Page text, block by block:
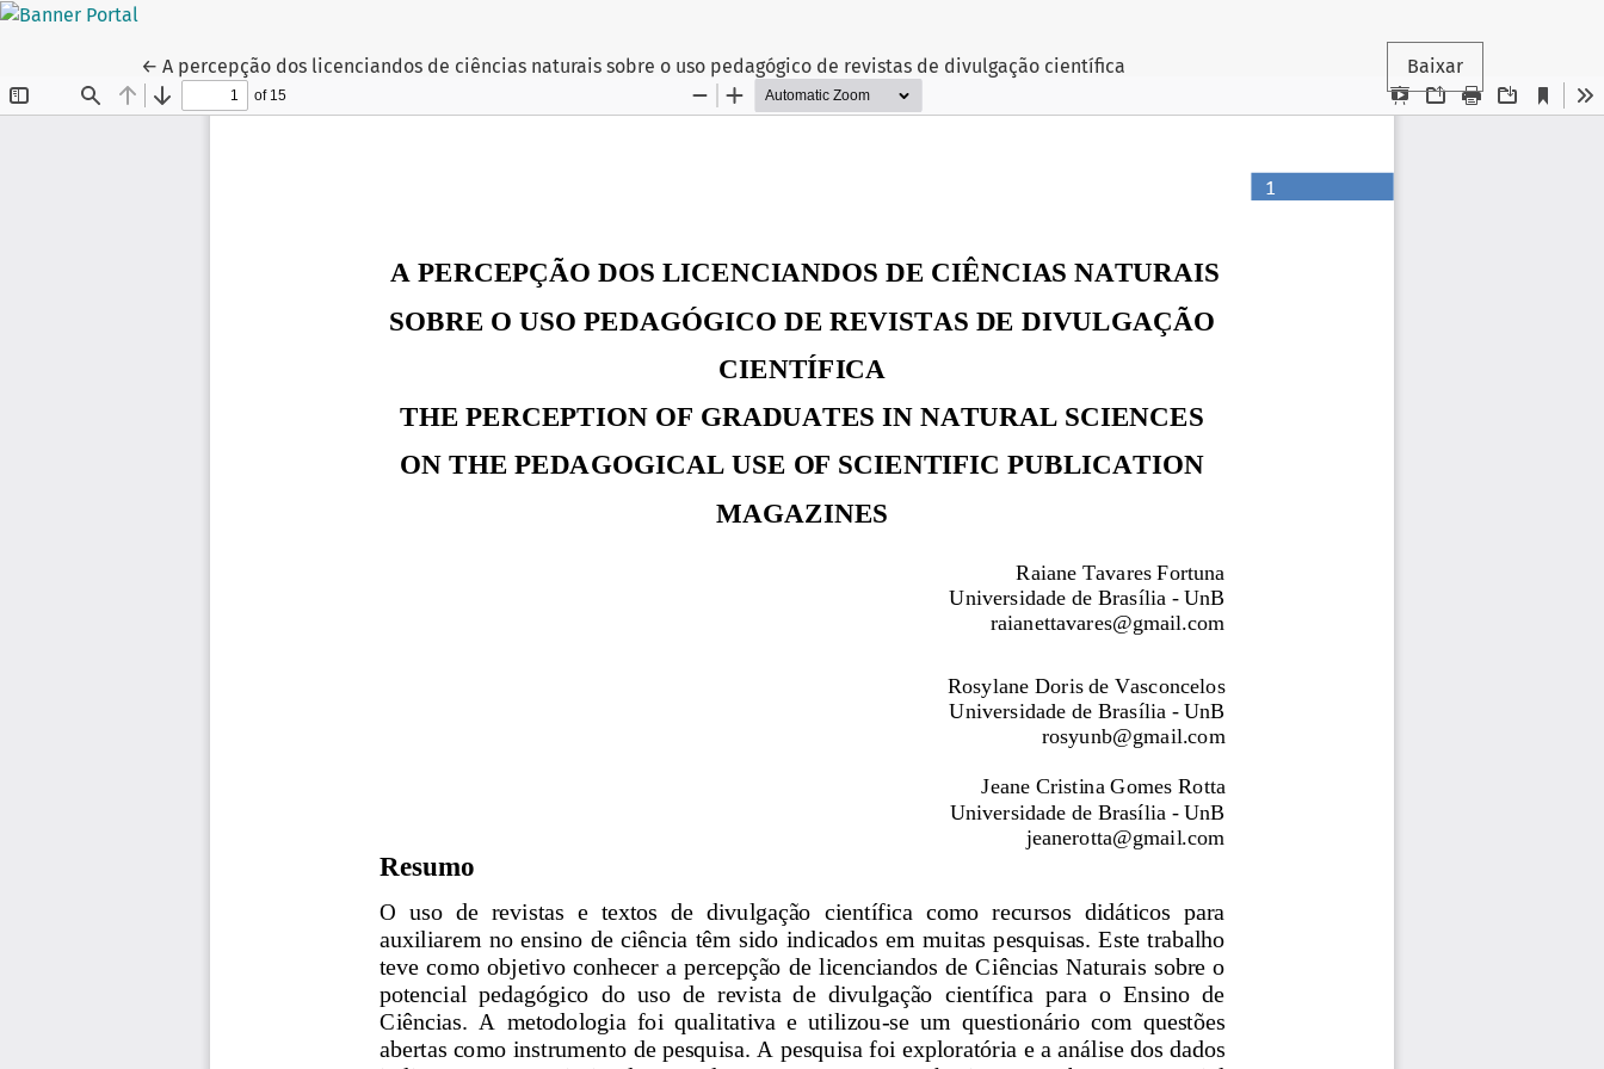
← Voltar aos Detalhes do Artigo
A percepção dos licenciandos de ciências naturais sobre o uso pedagógico de revistas de divulgação científica Baixar